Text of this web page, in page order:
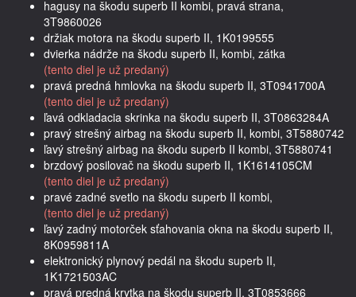
hagusy na škodu superb II kombi, pravá strana,
3T9860026
držiak motora na škodu superb II, 1K0199555
dvierka nádrže na škodu superb II, kombi, zátka
(tento diel je už predaný)
pravá predná hmlovka na škodu superb II, 3T0941700A
(tento diel je už predaný)
ľavá odkladacia skrinka na škodu superb II, 3T0863284A
pravý strešný airbag na škodu superb II, kombi, 3T5880742
ľavý strešný airbag na škodu superb II kombi, 3T5880741
brzdový posilovač na škodu superb II, 1K1614105CM
(tento diel je už predaný)
pravé zadné svetlo na škodu superb II kombi,
(tento diel je už predaný)
ľavý zadný motorček sťahovania okna na škodu superb II,
8K0959811A
elektronický plynový pedál na škodu superb II,
1K1721503AC
pravá predná krytka na škodu superb II, 3T0853666